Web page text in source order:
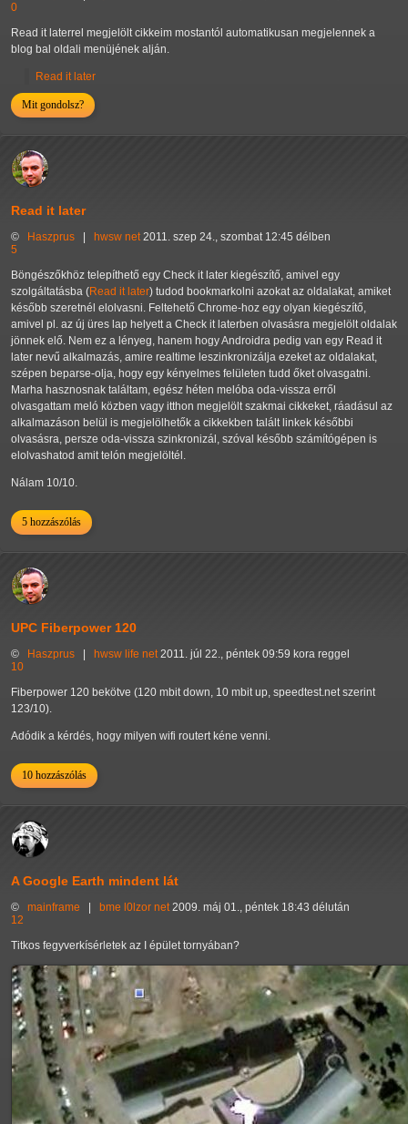
0
Read it laterrel megjelölt cikkeim mostantól automatikusan megjelennek a
blog bal oldali menüjének alján.
Read it later
Mit gondolsz?
Read it later
© Haszprus | hwsw net 2011. szep 24., szombat 12:45 délben
5
Böngészőkhöz telepíthető egy Check it later kiegészítő, amivel egy
szolgáltatásba (Read it later) tudod bookmarkolni azokat az oldalakat, amiket
később szeretnél elolvasni. Feltehető Chrome-hoz egy olyan kiegészítő,
amivel pl. az új üres lap helyett a Check it laterben olvasásra megjelölt oldalak
jönnek elő. Nem ez a lényeg, hanem hogy Androidra pedig van egy Read it
later nevű alkalmazás, amire realtime leszinkronizálja ezeket az oldalakat,
szépen beparse-olja, hogy egy kényelmes felületen tudd őket olvasgatni.
Marha hasznosnak találtam, egész héten melóba oda-vissza erről
olvasgattam meló közben vagy itthon megjelölt szakmai cikkeket, ráadásul az
alkalmazáson belül is megjelölhetők a cikkekben talált linkek későbbi
olvasásra, persze oda-vissza szinkronizál, szóval később számítógépen is
elolvashatod amit telón megjelöltél.
Nálam 10/10.
5 hozzászólás
UPC Fiberpower 120
© Haszprus | hwsw life net 2011. júl 22., péntek 09:59 kora reggel
10
Fiberpower 120 bekötve (120 mbit down, 10 mbit up, speedtest.net szerint
123/10).
Adódik a kérdés, hogy milyen wifi routert kéne venni.
10 hozzászólás
A Google Earth mindent lát
© mainframe | bme l0lzor net 2009. máj 01., péntek 18:43 délután
12
Titkos fegyverkísérletek az I épület tornyában?